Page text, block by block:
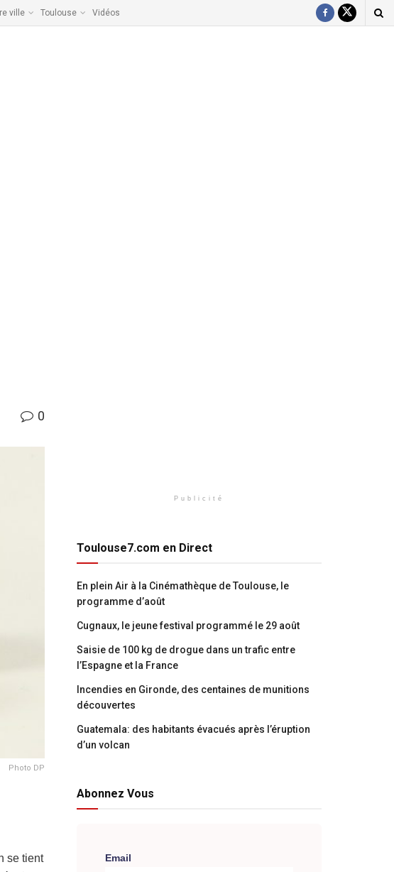
ville Toulouse Vidéos
0
Photo DP
se tient
Publicité
Toulouse7.com en Direct
En plein Air à la Cinémathèque de Toulouse, le
programme d’août
Cugnaux, le jeune festival programmé le 29 août
Saisie de 100 kg de drogue dans un trafic entre
l’Espagne et la France
Incendies en Gironde, des centaines de munitions
découvertes
Guatemala: des habitants évacués après l’éruption
d’un volcan
Abonnez Vous
Email